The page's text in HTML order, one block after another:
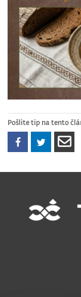
Pošlite tip na tento